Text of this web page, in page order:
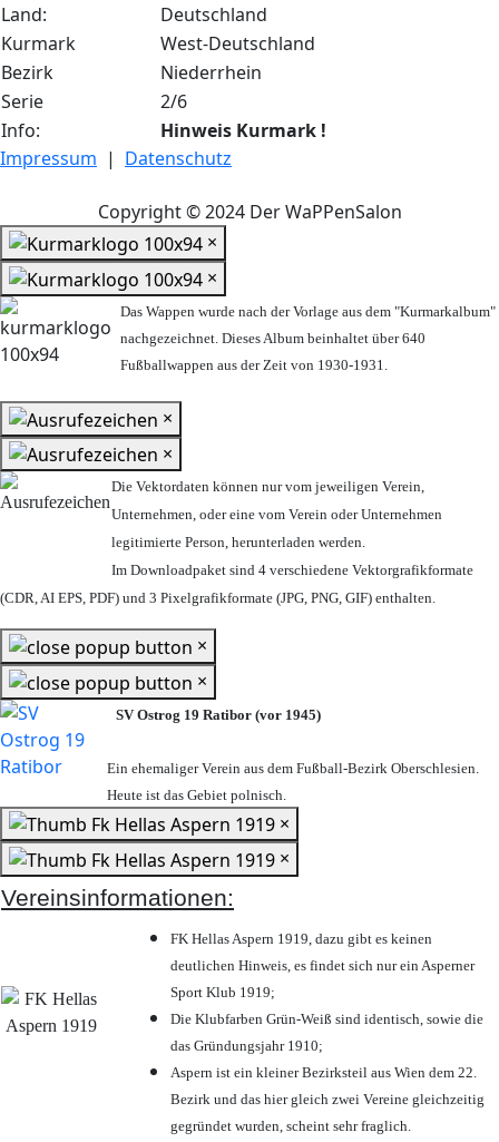
Land:
Deutschland
Kurmark
West-Deutschland
Bezirk
Niederrhein
Serie
2/6
Info:
Hinweis Kurmark !
Impressum | Datenschutz
Copyright © 2024 Der WaPPenSalon
×
×
Das Wappen wurde nach der Vorlage aus dem "Kurmarkalbum"
nachgezeichnet. Dieses Album beinhaltet über 640
Fußballwappen aus der Zeit von 1930-1931.
×
×
Die Vektordaten können nur vom jeweiligen Verein,
Unternehmen, oder eine vom Verein oder Unternehmen
legitimierte Person, herunterladen werden.
Im Downloadpaket sind 4 verschiedene Vektorgrafikformate
(CDR, AI EPS, PDF) und 3 Pixelgrafikformate (JPG, PNG, GIF) enthalten.
×
×
SV Ostrog 19 Ratibor (vor 1945)
Ein ehemaliger Verein aus dem Fußball-Bezirk Oberschlesien.
Heute ist das Gebiet polnisch.
×
×
Vereinsinformationen:
FK Hellas Aspern 1919, dazu gibt es keinen
deutlichen Hinweis, es findet sich nur ein Asperner
Sport Klub 1919;
Die Klubfarben Grün-Weiß sind identisch, sowie die
das Gründungsjahr 1910;
Aspern ist ein kleiner Bezirksteil aus Wien dem 22.
Bezirk und das hier gleich zwei Vereine gleichzeitig
gegründet wurden, scheint sehr fraglich.